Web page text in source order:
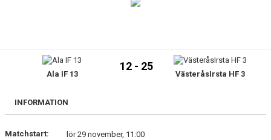
BILDGALLERI
Ala IF 13
12 - 25
VästeråsIrsta HF 3
INFORMATION
Matchstart:
lör 29 november, 11:00